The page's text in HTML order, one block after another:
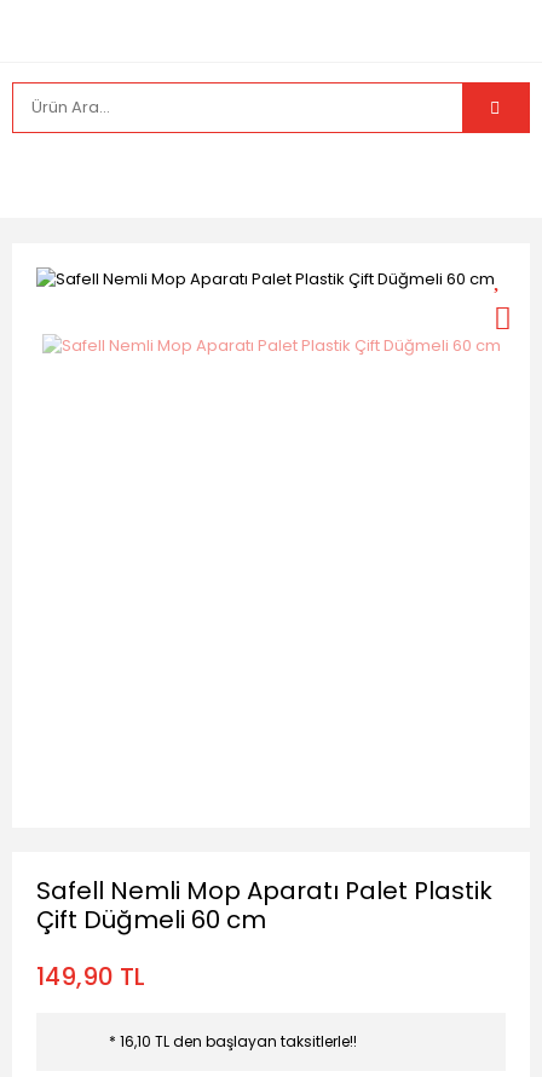
Safell Nemli Mop Aparatı Palet Plastik
Çift Düğmeli 60 cm
149,90 TL
* 16,10 TL den başlayan taksitlerle!!